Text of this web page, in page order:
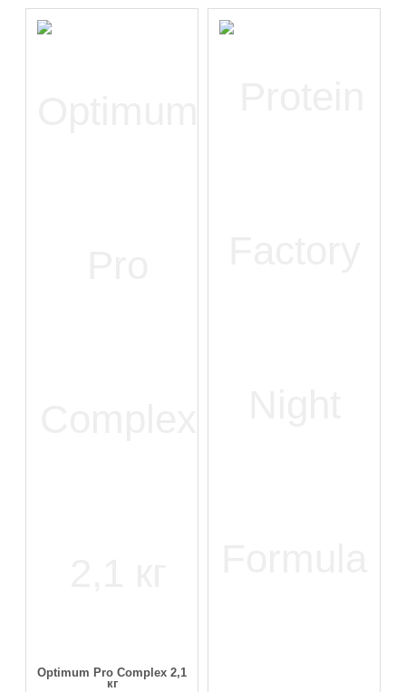
Optimum Pro Complex 2,1
кг